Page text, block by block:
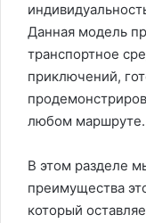
Данная модель
транспортное
приключений,
любом маршруте.
В этом разделе
преимущества
который